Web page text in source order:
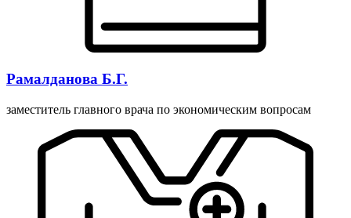
Рамалданова Б.Г.
заместитель главного врача по экономическим вопросам